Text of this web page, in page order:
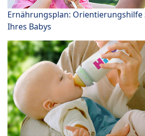
Ernährungsplan:
Ihres Babys